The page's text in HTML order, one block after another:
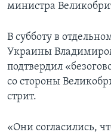
министра
В субботу в
Украины
подтвердил
со стороны
стрит.
«Они согласились,